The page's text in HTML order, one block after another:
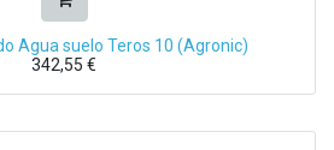
Agua suelo Teros 10 (Agronic)
342,55 €